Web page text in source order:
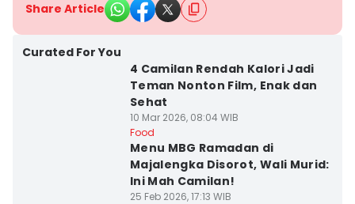
Share Article
Curated For You
4 Camilan Rendah Kalori Jadi
Teman Nonton Film, Enak dan
Sehat
10 Mar 2026, 08:04 WIB
Food
Menu MBG Ramadan di
Majalengka Disorot, Wali Murid:
Ini Mah Camilan!
25 Feb 2026, 17:13 WIB